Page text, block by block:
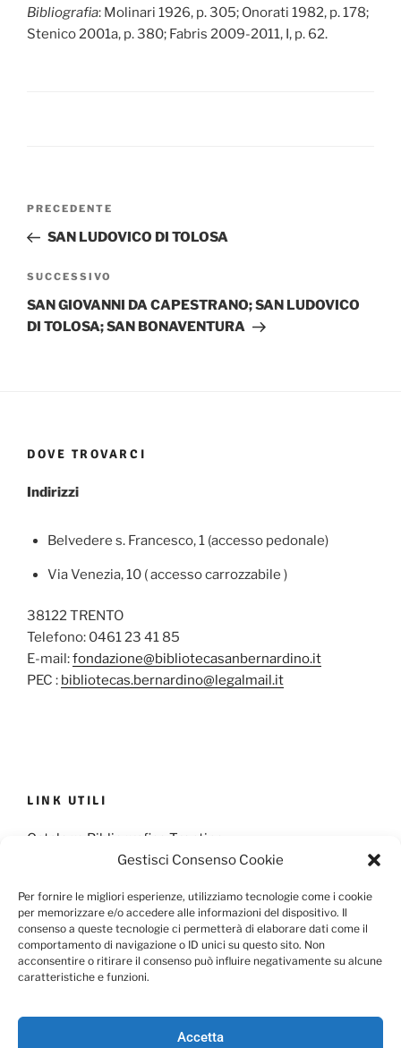
Gestisci Consenso Cookie
Per fornire le migliori esperienze, utilizziamo tecnologie come i cookie
per memorizzare e/o accedere alle informazioni del dispositivo. Il
consenso a queste tecnologie ci permetterà di elaborare dati come il
comportamento di navigazione o ID unici su questo sito. Non
acconsentire o ritirare il consenso può influire negativamente su alcune
caratteristiche e funzioni.
Accetta
Bibliografia: Molinari 1926, p. 305; Onorati 1982, p. 178;
Stenico 2001a, p. 380; Fabris 2009-2011, I, p. 62.
Navigazione
Articolo
precedente:
PRECEDENTE
SAN LUDOVICO DI TOLOSA
Articolo
successivo
SUCCESSIVO
SAN GIOVANNI DA CAPESTRANO; SAN LUDOVICO
DI TOLOSA; SAN BONAVENTURA
DOVE TROVARCI
Indirizzi
Belvedere s. Francesco, 1 (accesso pedonale)
Via Venezia, 10 ( accesso carrozzabile )
38122 TRENTO
Telefono: 0461 23 41 85
E-mail:fondazione@bibliotecasanbernardino.it
PEC : bibliotecas.bernardino@legalmail.it
LINK UTILI
Catalogo Bibliografico Trentino
Cookie Policy Privacy Policy